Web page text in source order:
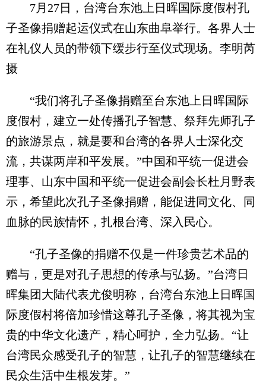
7月27日，台湾台东池上日晖国际度假村孔
子圣像捐赠起运仪式在山东曲阜举行。各界人士
在礼仪人员的带领下缓步行至仪式现场。李明芮
摄
“我们将孔子圣像捐赠至台东池上日晖国际
度假村，建立一处传播孔子智慧、祭拜先师孔子
的旅游景点，就是要和台湾的各界人士深化交
流，共谋两岸和平发展。”中国和平统一促进会
理事、山东中国和平统一促进会副会长杜月野表
示，希望此次孔子圣像捐赠，能促进同文化、同
血脉的民族情怀，扎根台湾、深入民心。
“孔子圣像的捐赠不仅是一件珍贵艺术品的
赠与，更是对孔子思想的传承与弘扬。”台湾日
晖集团大陆代表尤俊明称，台湾台东池上日晖国
际度假村将倍加珍惜这尊孔子圣像，将其视为宝
贵的中华文化遗产，精心呵护，全力弘扬。“让
台湾民众感受孔子的智慧，让孔子的智慧继续在
民众生活中生根发芽。”